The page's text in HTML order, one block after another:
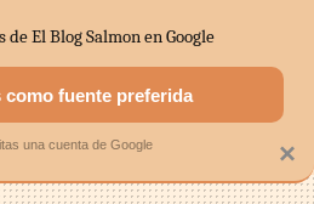
DOMÉSTICA MERCADOS
×
de El Blog Salmon en Google
como fuente preferida
una cuenta de Google